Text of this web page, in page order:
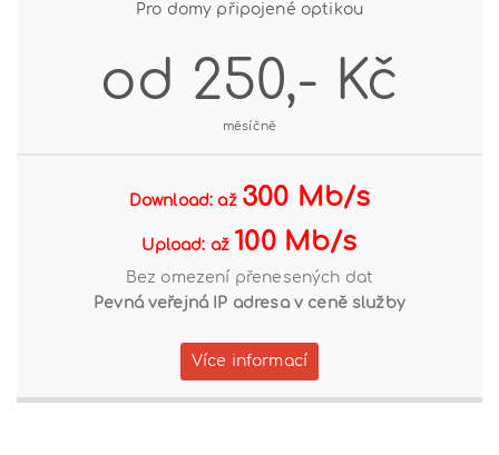
Pro domy připojené optikou
od 250,- Kč
měsíčně
Download: až 300 Mb/s
Upload: až 100 Mb/s
Bez omezení přenesených dat
Pevná veřejná IP adresa v ceně služby
Více informací